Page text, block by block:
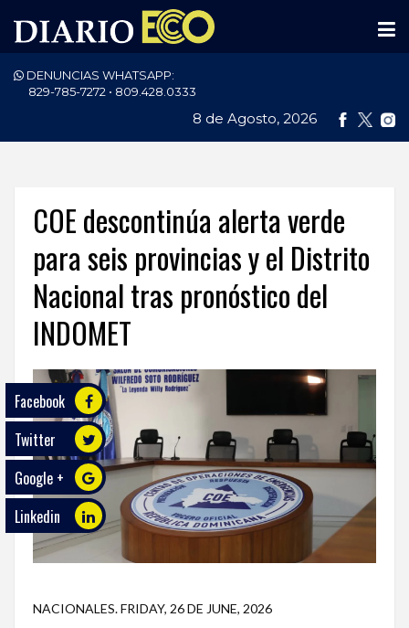
DENUNCIAS WHATSAPP:
829-785-7272 • 809.428.0333
8 de Agosto, 2026
PORTADA
DEPORTES
ENTRETENIMIENTO
SALUD
TECNOLOGÍA
ECO
PLAY
TRABAJOS
DE
INVESTIGACIÓN
COE descontinúa alerta verde
para seis provincias y el Distrito
Nacional tras pronóstico del
INDOMET
Facebook
Twitter
Google +
Linkedin
NACIONALES.FRIDAY, 26 DE JUNE, 2026